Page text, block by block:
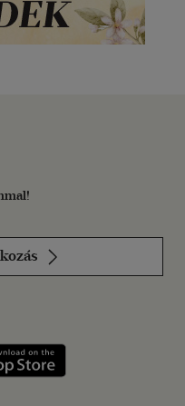
Szerezd meg: Google